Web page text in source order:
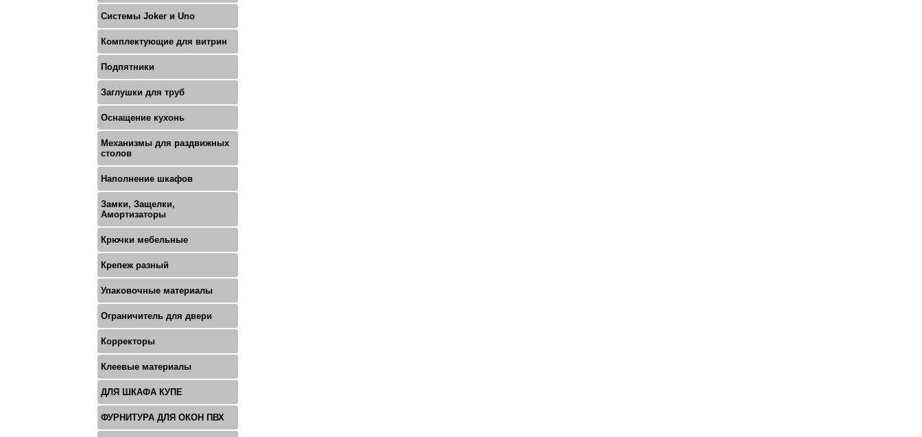
Системы Joker и Uno
Комплектующие для витрин
Подпятники
Заглушки для труб
Оснащение кухонь
Механизмы для раздвижных
столов
Наполнение шкафов
Замки, Защелки,
Амортизаторы
Крючки мебельные
Крепеж разный
Упаковочные материалы
Ограничитель для двери
Корректоры
Клеевые материалы
ДЛЯ ШКАФА КУПЕ
ФУРНИТУРА ДЛЯ ОКОН ПВХ